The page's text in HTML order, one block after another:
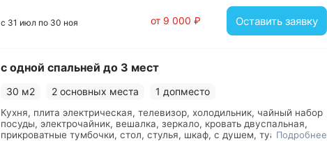
с 31 июл по 30 ноя от 9 000 ₽ Оставить заявку
с одной спальней до 3 мест
30 м2 2 основных места 1 допместо
Кухня, плита электрическая, телевизор, холодильник, чайный набор
посуды, электрочайник, вешалка, зеркало, кровать двуспальная,
прикроватные тумбочки, стол, стулья, шкаф, с душем, туалетные
Подробнее